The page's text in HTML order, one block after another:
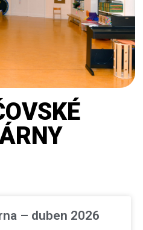
– duben 2026